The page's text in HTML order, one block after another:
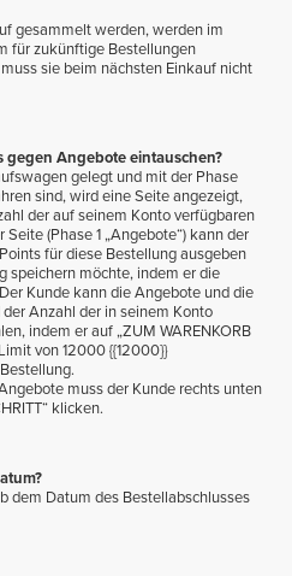
gesammelt werden, werden im
für zukünftige Bestellungen
sie beim nächsten Einkauf nicht
gegen Angebote eintauschen?
gelegt und mit der Phase
sind, wird eine Seite angezeigt,
der auf seinem Konto verfügbaren
(Phase 1 „Angebote“) kann der
für diese Bestellung ausgeben
speichern möchte, indem er die
Kunde kann die Angebote und die
Anzahl der in seinem Konto
indem er auf „ZUM WARENKORB
von12000{{12000}}
muss der Kunde rechts unten
klicken.
dem Datum des Bestellabschlusses